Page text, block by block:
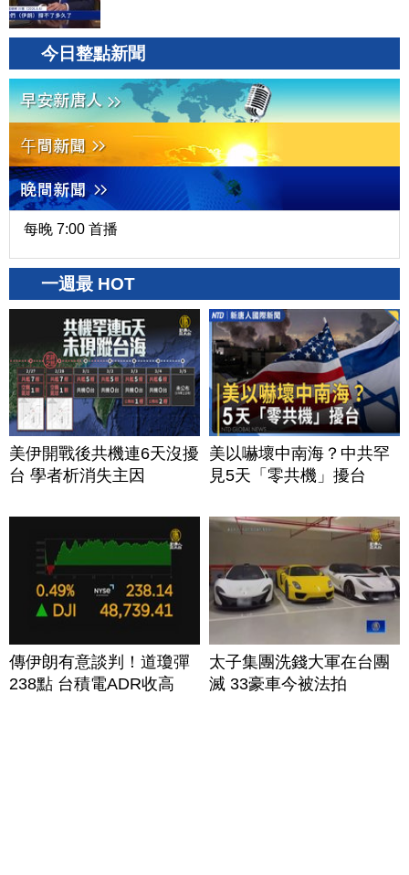
今日整點新聞
每晚 7:00 首播
一週最 HOT
美伊開戰後共機連6天沒擾
台 學者析消失主因
美以嚇壞中南海？中共罕
見5天「零共機」擾台
傳伊朗有意談判！道瓊彈
238點 台積電ADR收高
太子集團洗錢大軍在台團
滅 33豪車今被法拍